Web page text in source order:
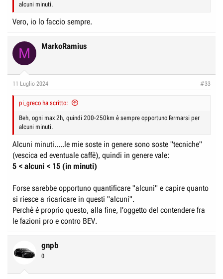
alcuni minuti.
Vero, io lo faccio sempre.
M MarkoRamius
11 Luglio 2024 #33
pi_greco ha scritto:
Beh, ogni max 2h, quindi 200-250km è sempre opportuno fermarsi per
alcuni minuti.
Alcuni minuti.....le mie soste in genere sono soste "tecniche"
(vescica ed eventuale caffè), quindi in genere vale:
5 < alcuni < 15 (in minuti)
Forse sarebbe opportuno quantificare "alcuni" e capire quanto
si riesce a ricaricare in questi "alcuni".
Perchè è proprio questo, alla fine, l'oggetto del contendere fra
le fazioni pro e contro BEV.
gnpb
0